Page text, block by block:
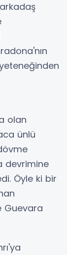
olan
ünlü
devrimine
Öyle ki bir
Guevara